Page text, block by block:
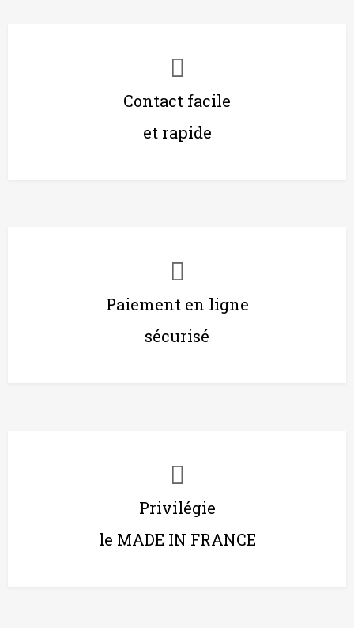
Contact facile
et rapide
Paiement en ligne
sécurisé
Privilégie
le MADE IN FRANCE